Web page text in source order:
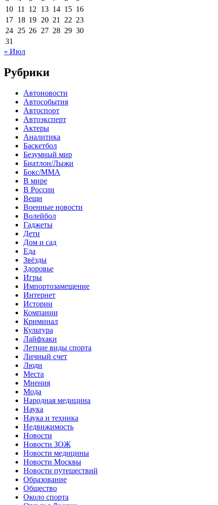
10 11 12 13 14 15 16
17 18 19 20 21 22 23
24 25 26 27 28 29 30
31
« Июл
Рубрики
Автоновости
Автособытия
Автоспорт
Автоэксперт
Актеры
Аналитика
Баскетбол
Безумный мир
Биатлон/Лыжи
Бокс/MMA
В мире
В России
Вещи
Военные новости
Волейбол
Гаджеты
Дети
Дом и сад
Еда
Звёзды
Здоровье
Игры
Импортозамещение
Интернет
Истории
Компании
Криминал
Культура
Лайфхаки
Летние виды спорта
Личный счет
Люди
Места
Мнения
Мода
Народная медицина
Наука
Наука и техника
Недвижимость
Новости
Новости ЗОЖ
Новости медицины
Новости Москвы
Новости путешествий
Образование
Общество
Около спорта